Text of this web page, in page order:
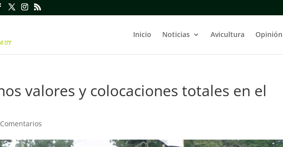
Inicio Noticias Avicultura Opinión
valores y colocaciones totales en el